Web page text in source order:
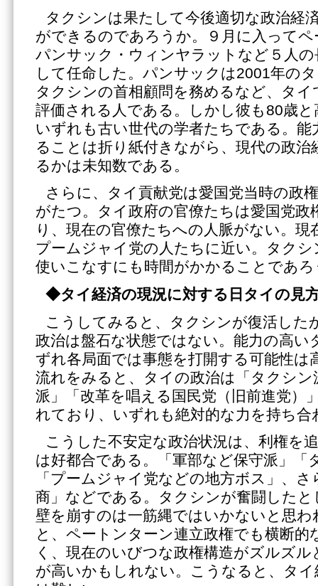
タクシンは果たして今後適切な政治経
ができるのであろうか。９月に入って
パンサック・ウィンヤラットなど５人
して任命した。パンサックは2001年の
タクシンの首相顧問を務めるなど、タ
評価される人である。しかし彼も80歳
いずれも古い世代の学者たちである。
ることは折り紙付きながら、現代の政治
るかは未知数である。
さらに、タイ貢献党は愛国党当時の政
がたつ。タイ政府の官僚たちは愛国党政
り、現在の官僚たちへの人脈がない。現
プームジャイ党の人たちに近い。タク
使いこなすにも時間がかかることであろ
◆タイ経済の現況に対する日タイの見
こうしてみると、タクシンが復活した
政治は盤石な状態ではない。能力の高い
ずれ各局面では事態を打開する可能性は
流れをみると、タイの政治は「タクシン
派」「改革を唱える国民党（旧前進党）
れており、いずれも絶対的な力を持ち合
こうした不安定な政治状況は、利権を
は好都合である。「軍部など保守派」「
「プームジャイ党などの地方ボス」、
商」などである。タクシンが奮闘した
壁を崩すのは一筋縄ではいかないと思
と、ペートンターン連立政権でも横断的
く、現在のいびつな政権構造がズルズ
が高いかもしれない。こうなると、タ